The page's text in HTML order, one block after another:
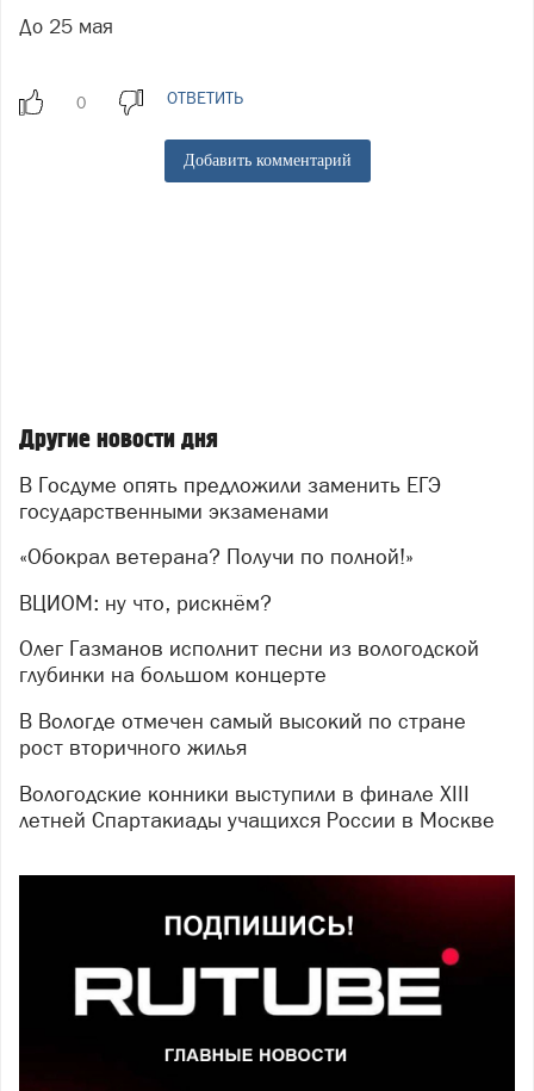
До 25 мая
ОТВЕТИТЬ
Добавить комментарий
Другие новости дня
В Госдуме опять предложили заменить ЕГЭ
государственными экзаменами
«Обокрал ветерана? Получи по полной!»
ВЦИОМ: ну что, рискнём?
Олег Газманов исполнит песни из вологодской
глубинки на большом концерте
В Вологде отмечен самый высокий по стране
рост вторичного жилья
Вологодские конники выступили в финале XIII
летней Спартакиады учащихся России в Москве